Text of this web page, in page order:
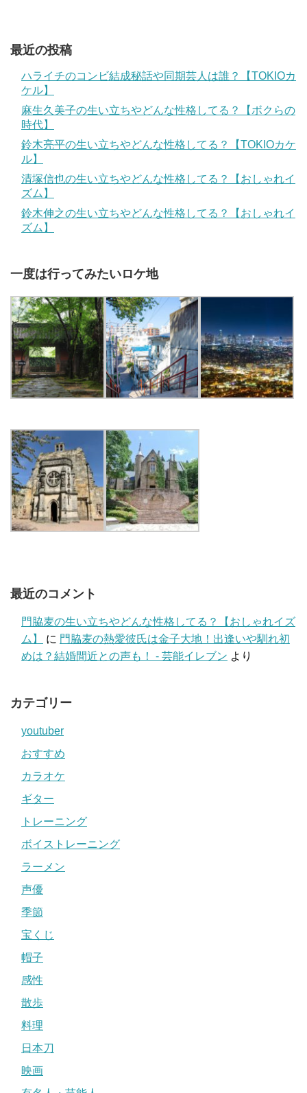
最近の投稿
ハライチのコンビ結成秘話や同期芸人は誰？【TOKIOカ
ケル】
麻生久美子の生い立ちやどんな性格してる？【ボクらの
時代】
鈴木亮平の生い立ちやどんな性格してる？【TOKIOカケ
ル】
清塚信也の生い立ちやどんな性格してる？【おしゃれイ
ズム】
鈴木伸之の生い立ちやどんな性格してる？【おしゃれイ
ズム】
一度は行ってみたいロケ地
最近のコメント
門脇麦の生い立ちやどんな性格してる？【おしゃれイズ
ム】
に 門脇麦の熱愛彼氏は金子大地！出逢いや馴れ初
めは？結婚間近との声も！ - 芸能イレブン より
カテゴリー
youtuber
おすすめ
カラオケ
ギター
トレーニング
ボイストレーニング
ラーメン
声優
季節
宝くじ
帽子
感性
散歩
料理
日本刀
映画